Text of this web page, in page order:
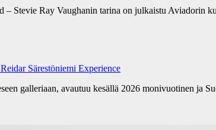
Stevie Ray Vaughanin tarina on julkaistu Aviadorin
Särestöniemi Experience
galleriaan, avautuu kesällä 2026 monivuotinen ja